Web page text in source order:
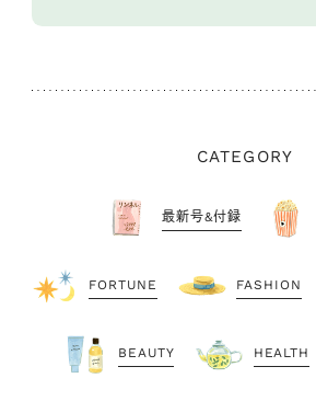
CATEGORY
最新号&付録
FORTUNE FASHION
BEAUTY HEALTH